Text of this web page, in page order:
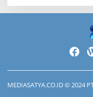
MEDIASATYA.CO.ID© 2024